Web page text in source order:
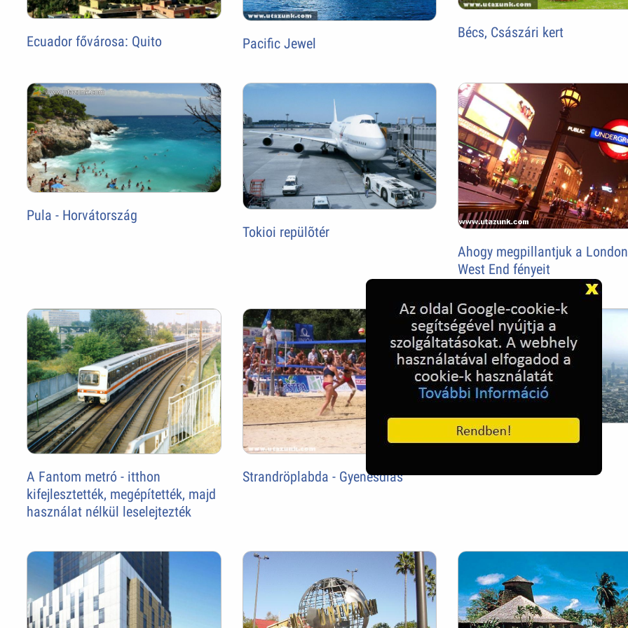
Ecuador fővárosa: Quito Pacific Jewel
Bécs, Császári kert
Pula - Horvátország
Tokioi repülõtér
Ahogy megpillantjuk a
West End fényeit
A Fantom metró - itthon
kifejlesztették, megépítették, majd
használat nélkül leselejtezték
Strandröplabda - Gyenesdiás
Burdzs Kalifa